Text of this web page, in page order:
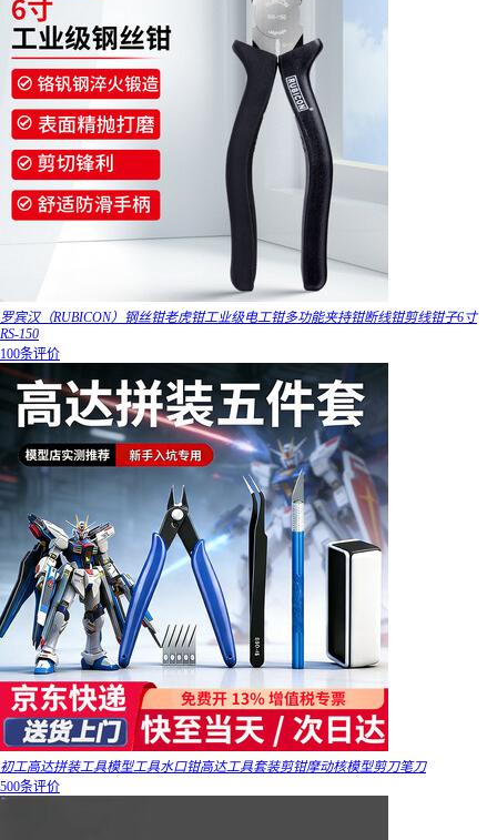
罗宾汉（RUBICON）钢丝钳老虎钳工业级电工钳多功能夹持钳断线钳剪线钳子6寸
RS-150
100条评价
初工高达拼装工具模型工具水口钳高达工具套装剪钳摩动核模型剪刀笔刀
500条评价